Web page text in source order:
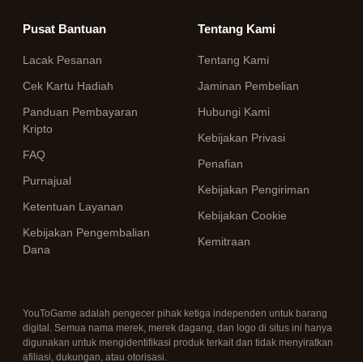
Pusat Bantuan
Lacak Pesanan
Cek Kartu Hadiah
Panduan Pembayaran
Kripto
FAQ
Purnajual
Ketentuan Layanan
Kebijakan Pengembalian
Dana
Tentang Kami
Tentang Kami
Jaminan Pembelian
Hubungi Kami
Kebijakan Privasi
Penafian
Kebijakan Pengiriman
Kebijakan Cookie
Kemitraan
YouToGame adalah pengecer pihak ketiga independen untuk barang
digital. Semua nama merek, merek dagang, dan logo di situs ini hanya
digunakan untuk mengidentifikasi produk terkait dan tidak menyiratkan
afiliasi, dukungan, atau otorisasi.